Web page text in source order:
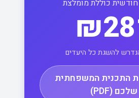
כוללת מומלצת
להשגת כל היעדים
התכנית המשפחתית
שלכם (PDF)